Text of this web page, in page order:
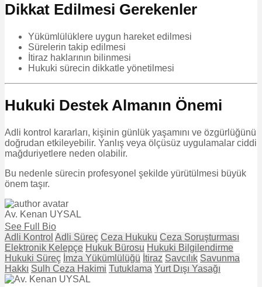
Dikkat Edilmesi Gerekenler
Yükümlülüklere uygun hareket edilmesi
Sürelerin takip edilmesi
İtiraz haklarının bilinmesi
Hukuki sürecin dikkatle yönetilmesi
Hukuki Destek Almanın Önemi
Adli kontrol kararları, kişinin günlük yaşamını ve özgürlüğünü
doğrudan etkileyebilir. Yanlış veya ölçüsüz uygulamalar ciddi
mağduriyetlere neden olabilir.
Bu nedenle sürecin profesyonel şekilde yürütülmesi büyük
önem taşır.
Av. Kenan UYSAL
See Full Bio
Adli Kontrol Adli Süreç Ceza Hukuku Ceza Soruşturması
Elektronik Kelepçe Hukuk Bürosu Hukuki Bilgilendirme
Hukuki Süreç İmza Yükümlülüğü İtiraz Savcılık Savunma
Hakkı Sulh Ceza Hakimi Tutuklama Yurt Dışı Yasağı